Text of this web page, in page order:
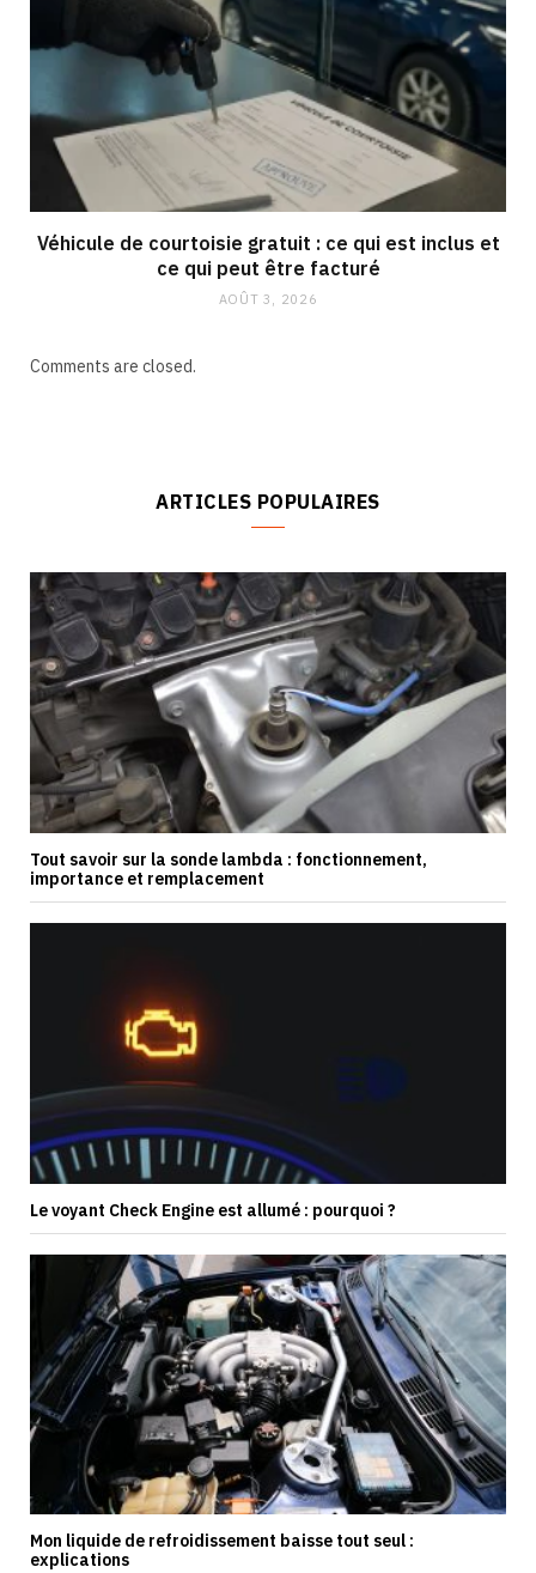
Véhicule de courtoisie gratuit : ce qui est inclus et
ce qui peut être facturé
AOÛT 3, 2026
Comments are closed.
ARTICLES POPULAIRES
Tout savoir sur la sonde lambda : fonctionnement,
importance et remplacement
Le voyant Check Engine est allumé : pourquoi ?
Mon liquide de refroidissement baisse tout seul :
explications